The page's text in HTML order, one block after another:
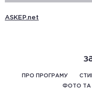
ASKEP.net
ПРО ПРОГРАМУ
ФОТО ТА